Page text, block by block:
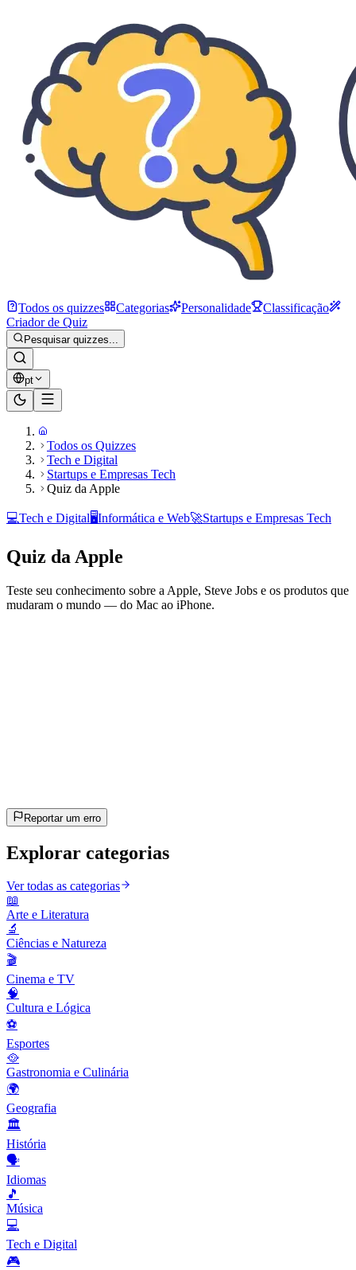
Todos os quizzes Categorias Personalidade
Classificação
Criador de Quiz
Pesquisar quizzes...
pt
Todos os Quizzes
Tech e Digital
Startups e Empresas Tech
Quiz da Apple
💻Tech e Digital🖥️Informática e Web🚀Startups e Empresas Tech
Quiz da Apple
Teste seu conhecimento sobre a Apple, Steve Jobs e os produtos que
mudaram o mundo — do Mac ao iPhone.
Reportar um erro
Explorar categorias
Ver todas as categorias
📖
Arte e Literatura
🔬
Ciências e Natureza
🎬
Cinema e TV
🧠
Cultura e Lógica
⚽
Esportes
🥘
Gastronomia e Culinária
🌍
Geografia
🏛️
História
🗣️
Idiomas
🎵
Música
💻
Tech e Digital
🎮